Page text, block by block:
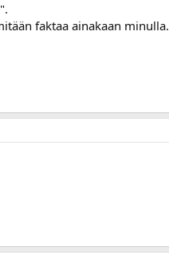
faktaa ainakaan minulla.